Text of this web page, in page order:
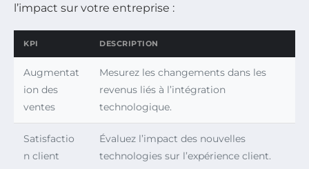
l’impact sur votre entreprise :
KPI DESCRIPTION
Augmentat
ion des
ventes
Mesurez les changements dans les
revenus liés à l’intégration
technologique.
Satisfactio
n client
Évaluez l’impact des nouvelles
technologies sur l’expérience client.